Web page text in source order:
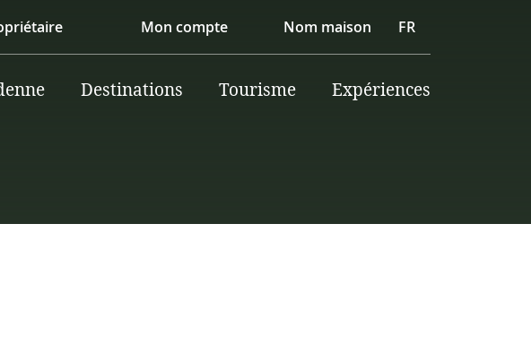
Mon compte Nom maison FR
Destinations Tourisme Expériences